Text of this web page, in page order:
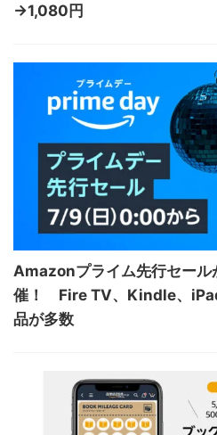
→1,080円
Amazonプライム先行セール
催！ Fire TV、Kindle、
品が多数